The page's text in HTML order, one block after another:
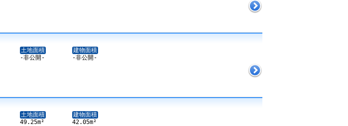
土地面積
-非公開-
建物面積
-非公開-
土地面積
49.25m²
建物面積
42.05m²